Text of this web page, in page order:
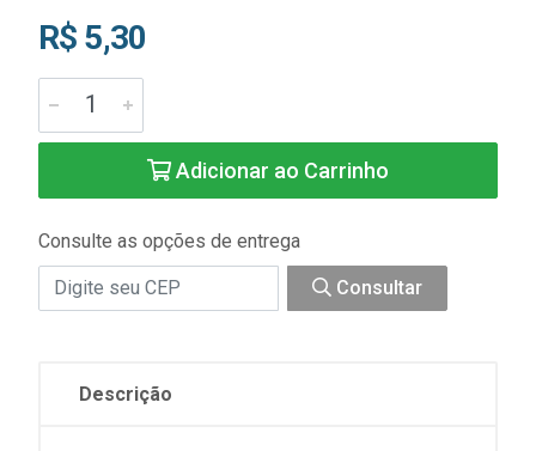
R$ 5,30
Adicionar ao Carrinho
Consulte as opções de entrega
Consultar
Descrição